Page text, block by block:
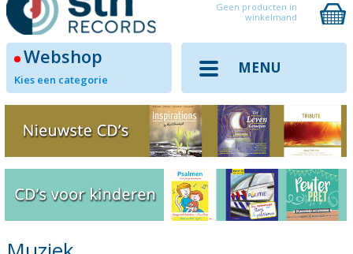
Geen producten in
winkelmand
Webshop
Kies een categorie
MENU